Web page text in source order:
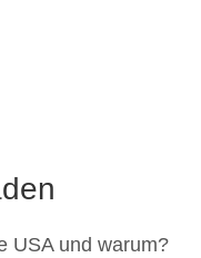
USA und warum?